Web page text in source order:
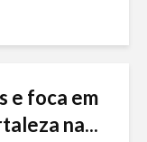
e foca em
na...